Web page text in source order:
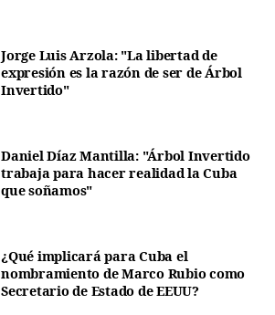
Jorge Luis Arzola: "La libertad de
expresión es la razón de ser de Árbol
Invertido"
Daniel Díaz Mantilla: "Árbol Invertido
trabaja para hacer realidad la Cuba
que soñamos"
¿Qué implicará para Cuba el
nombramiento de Marco Rubio como
Secretario de Estado de EEUU?